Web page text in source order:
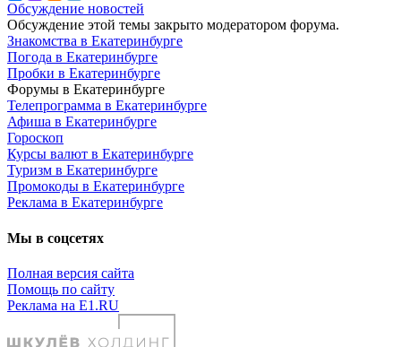
Обсуждение новостей
Обсуждение этой темы закрыто модератором форума.
Знакомства в Екатеринбурге
Погода в Екатеринбурге
Пробки в Екатеринбурге
Форумы в Екатеринбурге
Телепрограмма в Екатеринбурге
Афиша в Екатеринбурге
Гороскоп
Курсы валют в Екатеринбурге
Туризм в Екатеринбурге
Промокоды в Екатеринбурге
Реклама в Екатеринбурге
Мы в соцсетях
Полная версия сайта
Помощь по сайту
Реклама на E1.RU